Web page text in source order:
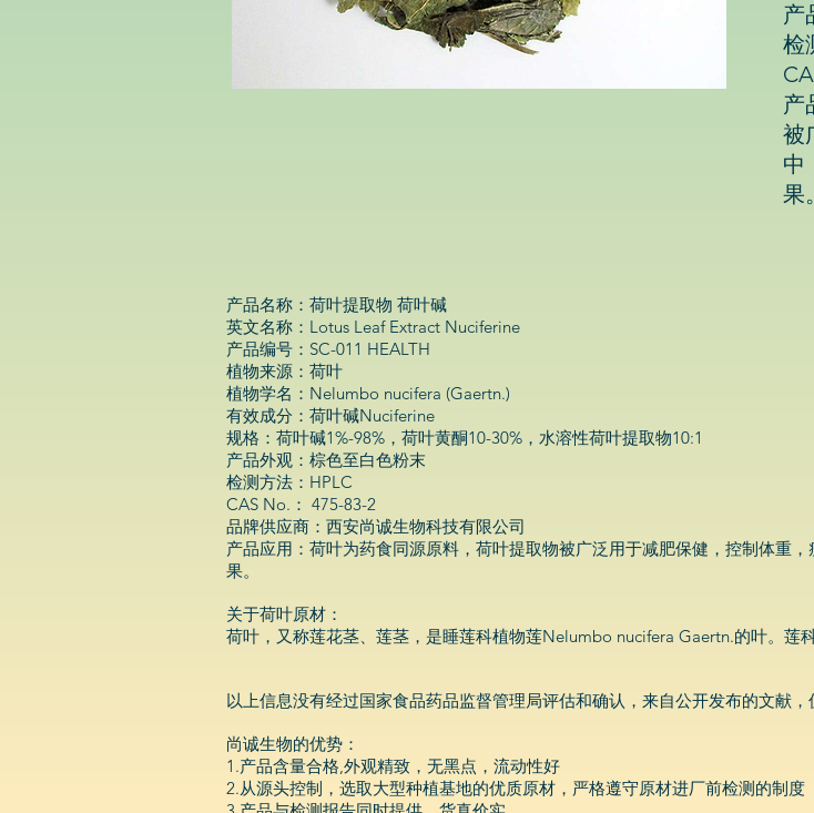
产
检
产
被
中
果。
产品名称：荷叶提取物 荷叶碱
英文名称：Lotus Leaf Extract Nuciferine
产品编号：SC-011 HEALTH
植物来源：荷叶
植物学名：Nelumbo nucifera (Gaertn.)
有效成分：荷叶碱Nuciferine
规格：荷叶碱1%-98%，荷叶黄酮10-30%，水溶性荷叶提取物10:1
产品外观：棕色至白色粉末
检测方法：HPLC
CAS No.： 475-83-2
品牌供应商：西安尚诚生物科技有限公司
产品应用：荷叶为药食同源原料，荷叶提取物被广泛用于减肥保健，控制体重
果。
关于荷叶原材：
荷叶，又称莲花茎、莲茎，是睡莲科植物莲Nelumbo nucifera Gaertn.的叶。莲
以上信息没有经过国家食品药品监督管理局评估和确认，来自公开发布的文献，
尚诚生物的优势：
1.产品含量合格,外观精致，无黑点，流动性好
2.从源头控制，选取大型种植基地的优质原材，严格遵守原材进厂前检测的制度